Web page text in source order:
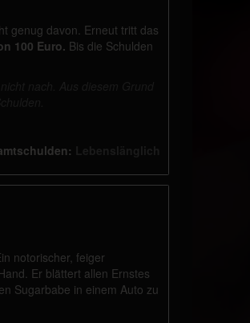
genug davon. Erneut tritt das
100 Euro. Bis die Schulden
notorischer, feiger
Er blättert allen Ernstes
Sugarbabe in einem Auto zu